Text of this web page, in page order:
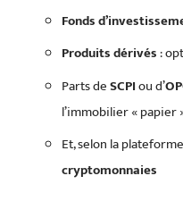
Fonds
Produits dérivés:
Parts deSCPIou d’
l’immobilier « papier
Et, selon la
cryptomonnaies